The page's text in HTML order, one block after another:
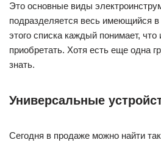
Это основные виды
подразделяется весь имеющийся
этого списка каждый понимает,
приобретать. Хотя есть еще одна
знать.
Универсальные
Сегодня в продаже можно найти